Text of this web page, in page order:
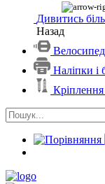
Дивитись
Назад
Наліпки і
Кріплення